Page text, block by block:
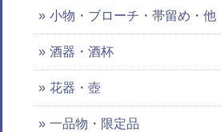
小物・ブローチ・帯留め・他
酒器・酒杯
花器・壺
一品物・限定品